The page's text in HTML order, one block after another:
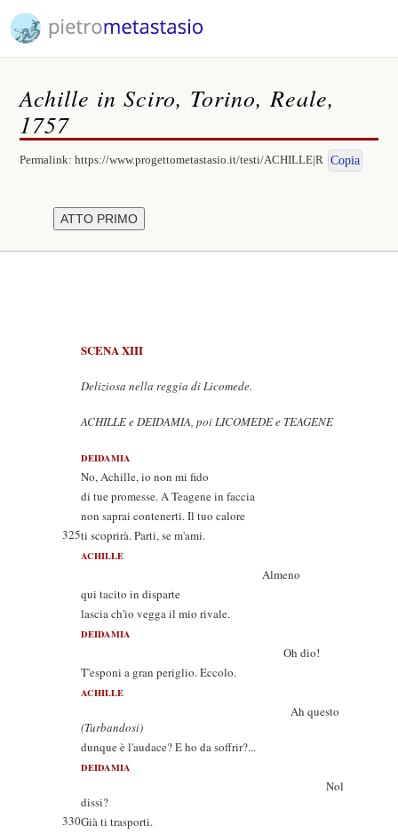
Achille in Sciro, Torino, Reale,
1757
Permalink:https://www.progettometastasio.it/testi/ACHILLE|R Copia
SCENA XIII
Deliziosa nella reggia di Licomede.
ACHILLE e DEIDAMIA, poi LICOMEDE e TEAGENE
DEIDAMIA
No, Achille, io non mi fido
di tue promesse. A Teagene in faccia
non saprai contenerti. Il tuo calore
325ti scoprirà. Parti, se m'ami.
ACHILLE
Almeno
qui tacito in disparte
lascia ch'io vegga il mio rivale.
DEIDAMIA
Oh dio!
T'esponi a gran periglio. Eccolo.
ACHILLE
Ah questo
(Turbandosi)
dunque è l'audace? E ho da soffrir?...
DEIDAMIA
Nol
dissi?
330Già ti trasporti.